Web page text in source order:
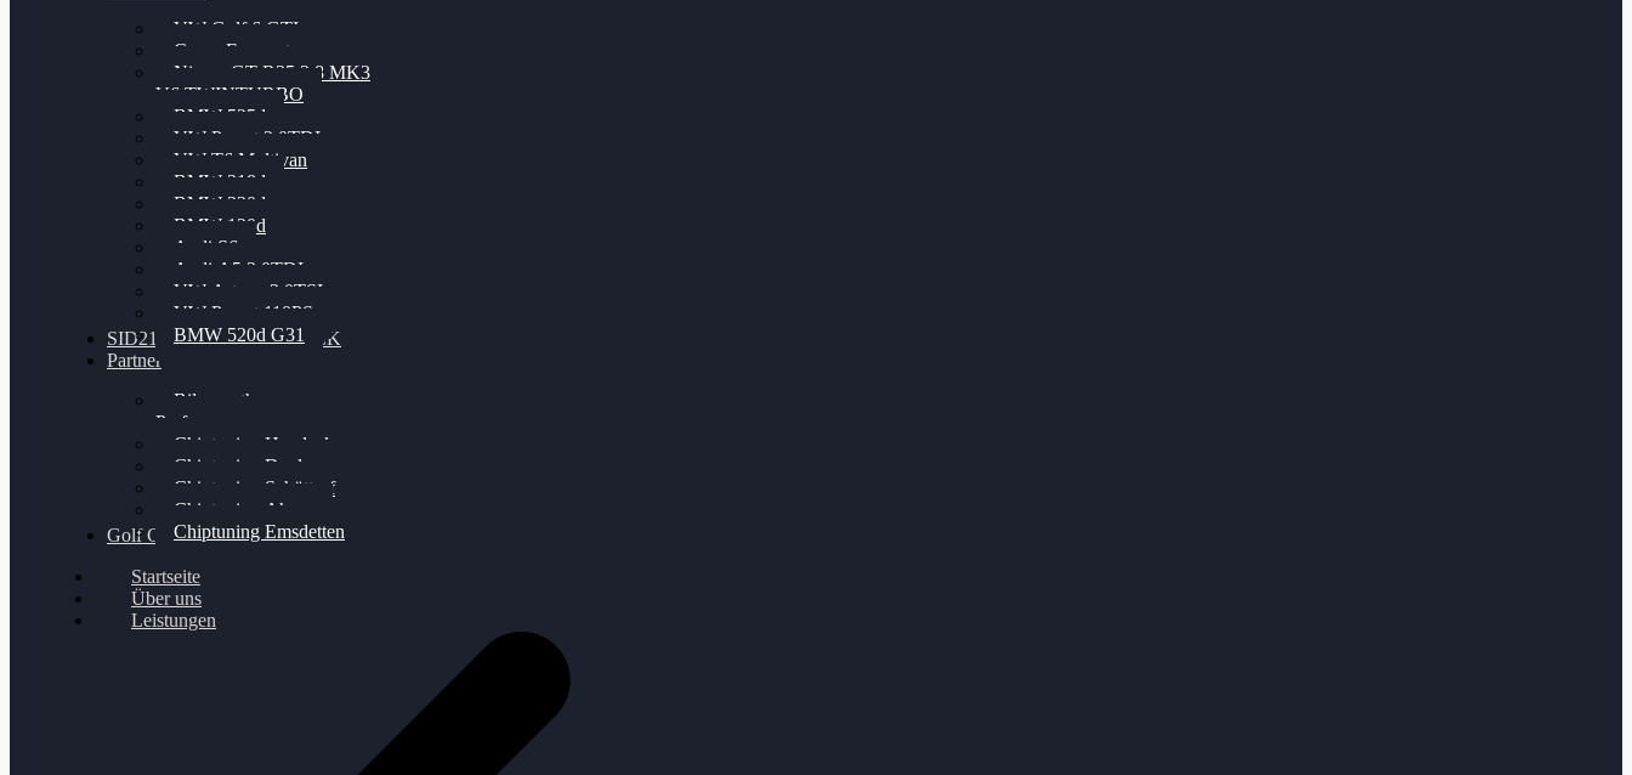
VW Golf 6 GTI
Cupra Formentor
Nissan GT-R35 3.8 MK3
V6 TWINTURBO
BMW 525d
VW Passat 2.0TDI
VW T6 Multivan
BMW 318d
BMW 320d
BMW 120d
Audi S6
Audi A5 3.0TDI
VW Arteon 2.0TSI
VW Passat 110PS
BMW 520d G31
SID212 / 212EVO UNLOCK
Partner
Bilgenroth
Performance
Chiptuning Herzlacke
Chiptuning Duelmen
Chiptuning Schüttorf
Chiptuning Ahaus
Chiptuning Emsdetten
Golf Gewinnspiel
Startseite
Über uns
Leistungen